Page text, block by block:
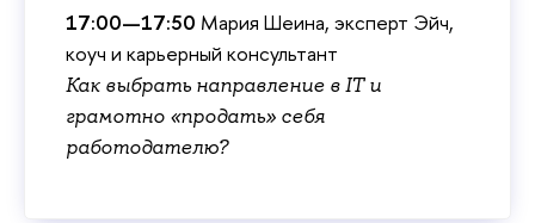
17:00—17:50 Мария Шеина, эксперт Эйч,
коуч и карьерный консультант
Как выбрать направление в IT и
рамотно «продать» себя
работодателю?